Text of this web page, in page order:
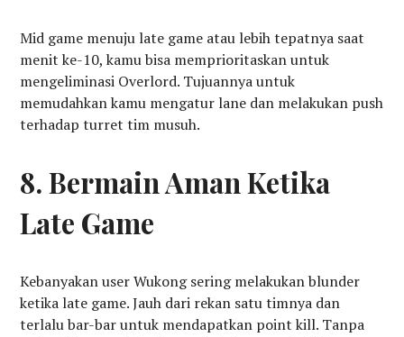
Mid game menuju late game atau lebih tepatnya saat
menit ke-10, kamu bisa memprioritaskan untuk
mengeliminasi Overlord. Tujuannya untuk
memudahkan kamu mengatur lane dan melakukan push
terhadap turret tim musuh.
8. Bermain Aman Ketika
Late Game
Kebanyakan user Wukong sering melakukan blunder
ketika late game. Jauh dari rekan satu timnya dan
terlalu bar-bar untuk mendapatkan point kill. Tanpa